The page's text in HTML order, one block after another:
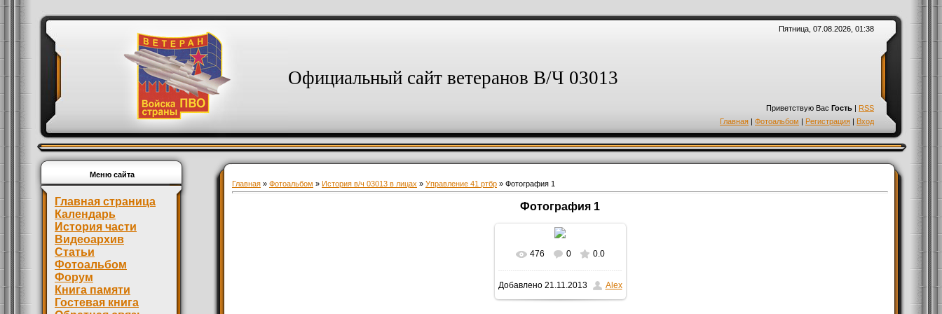
Пятница, 07.08.2026, 01:38
Официальный сайт ветеранов В/Ч 03013
Приветствую Вас Гость | RSS
Главная | Фотоальбом | Регистрация | Вход
Меню сайта
Главная страница
Календарь
История части
Видеоархив
Статьи
Фотоальбом
Форум
Книга памяти
Гостевая книга
Главная » Фотоальбом » История в/ч 03013 в лицах » Управление 41 ртбр » Фотография 1
Фотография 1
В реальном размере
480x640/ 105.7Kb
476 0 0.0
Добавлено21.11.2013 Alex